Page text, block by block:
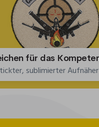
sublimierter Aufnäher